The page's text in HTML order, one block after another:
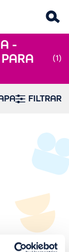
-
(1)
FILTRAR